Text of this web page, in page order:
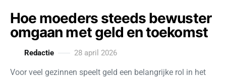
Hoe moeders steeds bewuster
omgaan met geld en toekomst
Redactie 28 april 2026
Voor veel gezinnen speelt geld een belangrijke rol in het